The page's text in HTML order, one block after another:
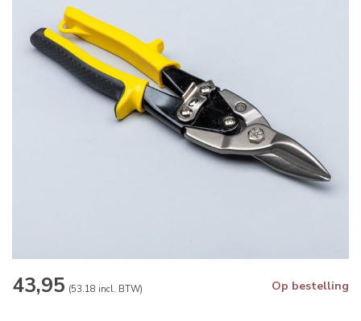
43,95 (53.18 incl. BTW) Op bestelling